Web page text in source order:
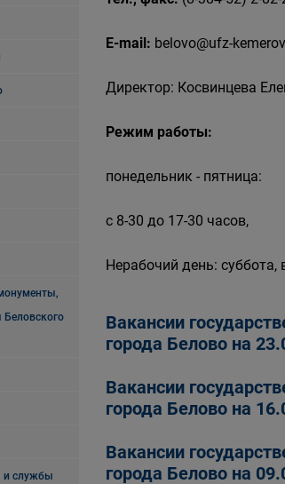
и службы
E-mail: belovo@ufz-
Директор: Косвинцева
Режим работы:
понедельник - пятница:
с 8-30 до 17-30 часов,
Нерабочий день: суббота,
Вакансии
города Белово на
Вакансии
города Белово на
Вакансии
города Белово на